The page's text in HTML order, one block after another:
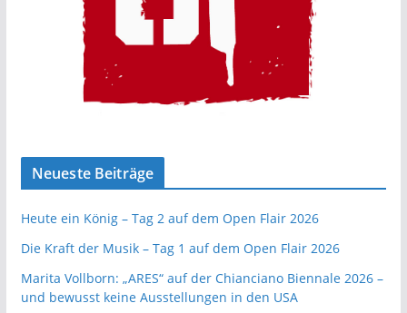
Neueste Beiträge
Heute ein König – Tag 2 auf dem Open Flair 2026
Die Kraft der Musik – Tag 1 auf dem Open Flair 2026
Marita Vollborn: „ARES“ auf der Chianciano Biennale 2026 –
und bewusst keine Ausstellungen in den USA